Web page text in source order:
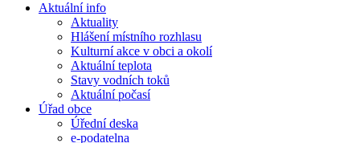
Aktuální info
Aktuality
Hlášení místního rozhlasu
Kulturní akce v obci a okolí
Aktuální teplota
Stavy vodních toků
Aktuální počasí
Úřad obce
Úřední deska
e-podatelna